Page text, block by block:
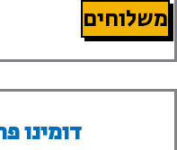
משלוחים
דומינו